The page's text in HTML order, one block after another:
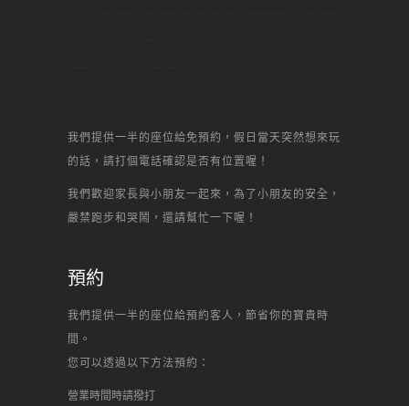
我們提供一半的座位給免預約，假日當天突然想來玩
的話，請打個電話確認是否有位置喔！
我們歡迎家長與小朋友一起來，為了小朋友的安全，
嚴禁跑步和哭鬧，還請幫忙一下喔！
預約
我們提供一半的座位給預約客人，節省你的寶貴時
間。
您可以透過以下方法預約：
營業時間時請撥打